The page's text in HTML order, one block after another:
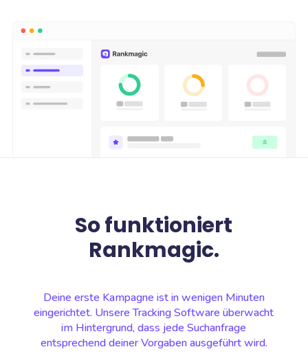
So funktioniert
Rankmagic.
Deine erste Kampagne ist in wenigen Minuten
eingerichtet. Unsere Tracking Software überwacht
im Hintergrund, dass jede Suchanfrage
entsprechend deiner Vorgaben ausgeführt wird.